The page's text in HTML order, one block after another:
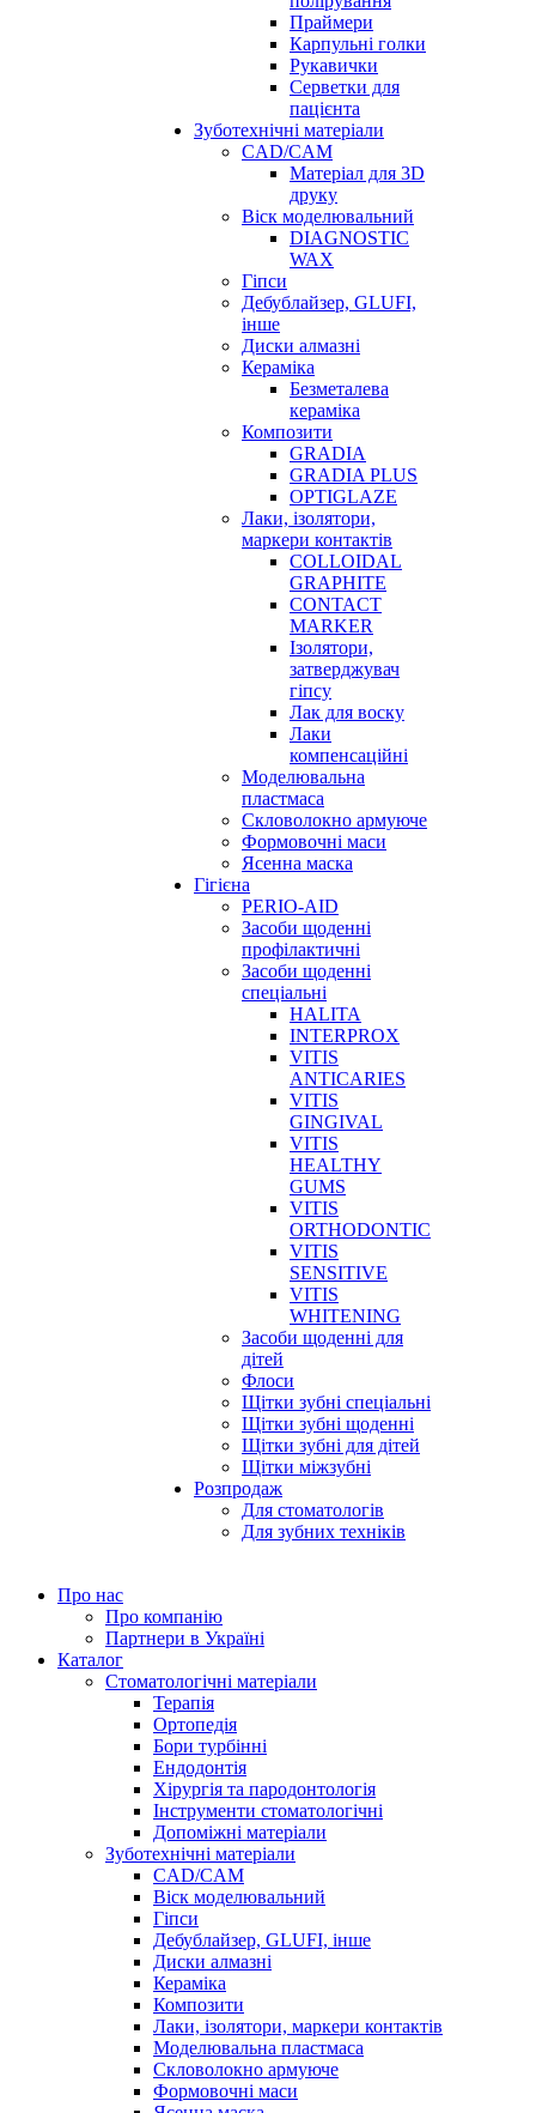
Праймери
Карпульні голки
Рукавички
Серветки для
пацієнта
Зуботехнічні матеріали
CAD/CAM
Матеріал для 3D
друку
Віск моделювальний
DIAGNOSTIC
WAX
Гіпси
Дебублайзер, GLUFI,
інше
Диски алмазні
Кераміка
Безметалева
кераміка
Композити
GRADIA
GRADIA PLUS
OPTIGLAZE
Лаки, ізолятори,
маркери контактів
COLLOIDAL
GRAPHITE
CONTACT
MARKER
Ізолятори,
затверджувач
гіпсу
Лак для воску
Лаки
компенсаційні
Моделювальна
пластмаса
Скловолокно армуюче
Формовочні маси
Ясенна маска
Гігієна
PERIO-AID
Засоби щоденні
профілактичні
Засоби щоденні
спеціальні
HALITA
INTERPROX
VITIS
ANTICARIES
VITIS
GINGIVAL
VITIS
HEALTHY
GUMS
VITIS
ORTHODONTIC
VITIS
SENSITIVE
VITIS
WHITENING
Засоби щоденні для
дітей
Флоси
Щітки зубні спеціальні
Щітки зубні щоденні
Щітки зубні для дітей
Щітки міжзубні
Розпродаж
Для стоматологів
Для зубних техніків
Про нас
Про компанію
Партнери в Україні
Каталог
Стоматологічні матеріали
Терапія
Ортопедія
Бори турбінні
Ендодонтія
Хірургія та пародонтологія
Інструменти стоматологічні
Допоміжні матеріали
Зуботехнічні матеріали
CAD/CAM
Віск моделювальний
Гіпси
Дебублайзер, GLUFI, інше
Диски алмазні
Кераміка
Композити
Лаки, ізолятори, маркери контактів
Моделювальна пластмаса
Скловолокно армуюче
Формовочні маси